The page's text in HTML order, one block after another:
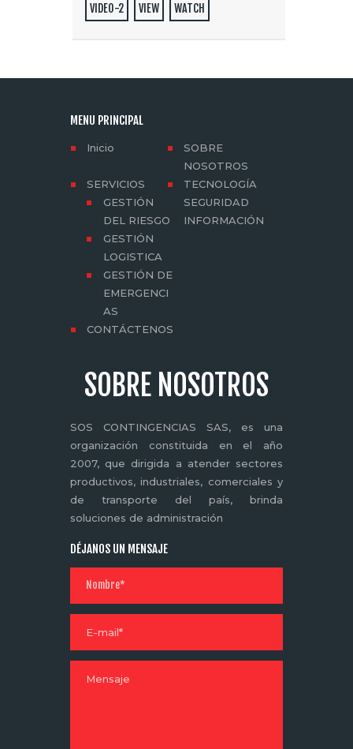
VIDEO-2 VIEW WATCH
MENU PRINCIPAL
Inicio
SOBRE
NOSOTROS
SERVICIOS
GESTIÓN
DEL RIESGO
GESTIÓN
LOGISTICA
GESTIÓN DE
EMERGENCI
AS
TECNOLOGÍA
SEGURIDAD
INFORMACIÓN
CONTÁCTENOS
SOBRE NOSOTROS
SOS CONTINGENCIAS SAS, es una
organización constituida en el año
2007, que dirigida a atender sectores
productivos, industriales, comerciales y
de transporte del país, brinda
soluciones de administración
DÉJANOS UN MENSAJE